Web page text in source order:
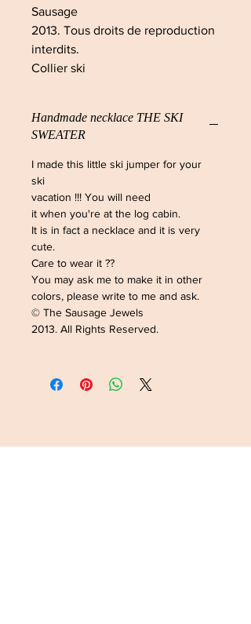
Sausage
2013. Tous droits de reproduction
interdits.
Collier ski
Handmade necklace THE SKI
SWEATER
I made this little ski jumper for your
ski
vacation !!! You will need
it when you're at the log cabin.
It is in fact a necklace and it is very
cute.
Care to wear it ??
You may ask me to make it in other
colors, please write to me and ask.
© The Sausage Jewels
2013. All Rights Reserved.